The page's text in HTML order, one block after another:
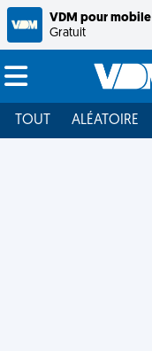
VDM pour mobile
Gratuit
TOUT ALÉATOIRE